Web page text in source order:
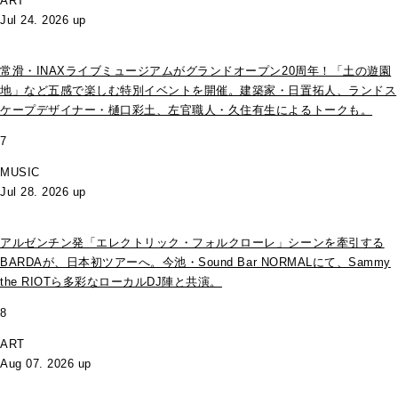
Jul 24. 2026 up
常滑・INAXライブミュージアムがグランドオープン20周年！「土の遊園
地」など五感で楽しむ特別イベントを開催。建築家・日置拓人、ランドス
ケープデザイナー・樋口彩土、左官職人・久住有生によるトークも。
7
MUSIC
Jul 28. 2026 up
アルゼンチン発「エレクトリック・フォルクローレ」シーンを牽引する
BARDAが、日本初ツアーへ。今池・Sound Bar NORMALにて、Sammy
the RIOTら多彩なローカルDJ陣と共演。
8
ART
Aug 07. 2026 up